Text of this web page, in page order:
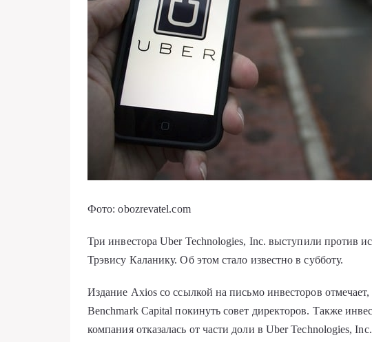
Фото: obozrevatel.com
Три инвестора Uber Technologies, Inc. выступили против
Трэвису Каланику. Об этом стало известно в субботу.
Издание Axios со ссылкой на письмо инвесторов
Benchmark Capital покинуть совет директоров. Также
компания отказалась от части доли в Uber Technologies,